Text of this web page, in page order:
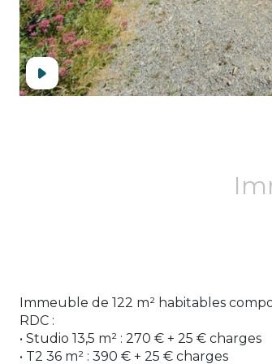
Immeuble de 122 m² habitables
RDC :
• Studio 13,5 m² : 270 € + 25 € charges
• T2 36 m² : 390 € + 25 € charges